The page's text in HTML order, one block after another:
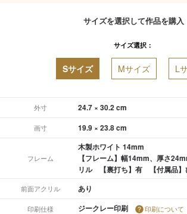
サイズを選択して作品を購入
サイズ選択：
Sサイズ Mサイズ L
外寸 24.7 × 30.2 cm
画寸 19.9 × 23.8 cm
フレーム
木製ホワイト 14mm
【フレーム】幅14mm、厚さ
リル 【裏打ち】有 【付属品】
前面アクリル あり
印刷仕様 ジークレー印刷 印刷について